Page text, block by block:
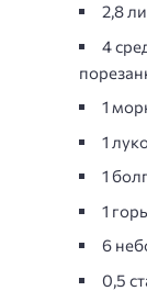
2,8
4
1
1
1
1
6
0,5